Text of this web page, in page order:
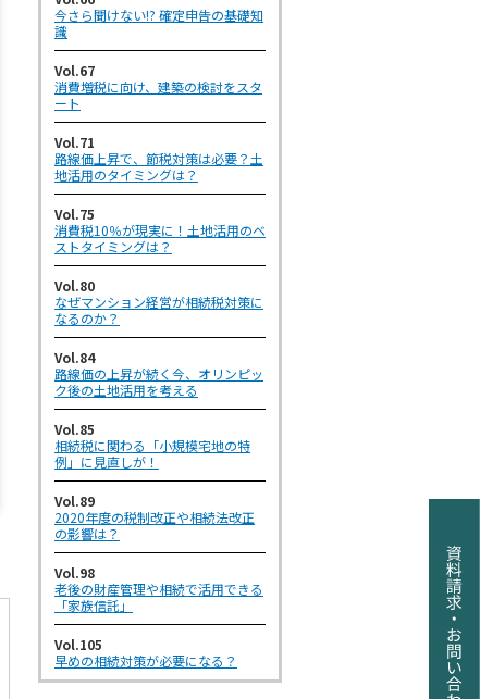
今さら聞けない!? 確定申告の基礎知
識
Vol.67
消費増税に向け、建築の検討をスタ
ート
Vol.71
路線価上昇で、節税対策は必要？土
地活用のタイミングは？
Vol.75
消費税10％が現実に！土地活用のベ
ストタイミングは？
Vol.80
なぜマンション経営が相続税対策に
なるのか？
Vol.84
路線価の上昇が続く今、オリンピッ
ク後の土地活用を考える
Vol.85
相続税に関わる「小規模宅地の特
例」に見直しが！
Vol.89
2020年度の税制改正や相続法改正
の影響は？
Vol.98
老後の財産管理や相続で活用できる
「家族信託」
Vol.105
早めの相続対策が必要になる？